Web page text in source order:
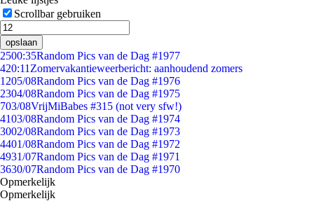
Scrollbar gebruiken
opslaan
2500:35Random Pics van de Dag #1977
420:11 Zomervakantieweerbericht: aanhoudend zomers
1205/08Random Pics van de Dag #1976
2304/08Random Pics van de Dag #1975
703/08VrijMiBabes #315 (not very sfw!)
4103/08Random Pics van de Dag #1974
3002/08Random Pics van de Dag #1973
4401/08Random Pics van de Dag #1972
4931/07Random Pics van de Dag #1971
3630/07Random Pics van de Dag #1970
Opmerkelijk
Opmerkelijk